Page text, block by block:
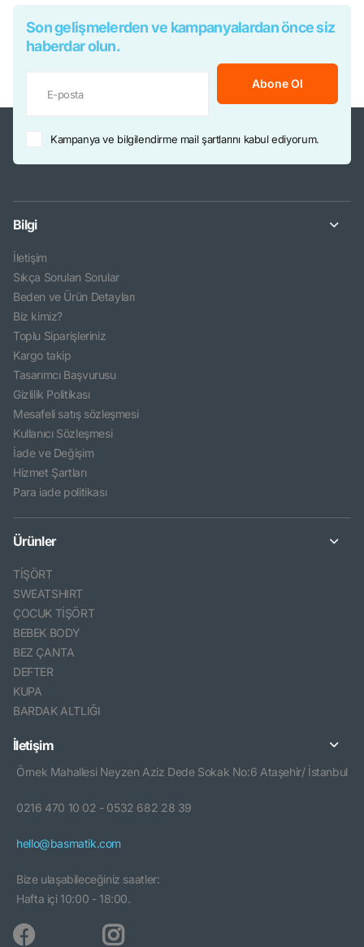
Son gelişmelerden ve kampanyalardan önce siz
haberdar olun.
Abone Ol
Kampanya ve bilgilendirme mail şartlarını kabul ediyorum.
Bilgi
İletişim
Sıkça Sorulan Sorular
Beden ve Ürün Detayları
Biz kimiz?
Toplu Siparişleriniz
Kargo takip
Tasarımcı Başvurusu
Gizlilik Politikası
Mesafeli satış sözleşmesi
Kullanıcı Sözleşmesi
İade ve Değişim
Hizmet Şartları
Para iade politikası
Ürünler
TİŞÖRT
SWEATSHIRT
ÇOCUK TİŞÖRT
BEBEK BODY
BEZ ÇANTA
DEFTER
KUPA
BARDAK ALTLIĞI
İletişim
Örnek Mahallesi Neyzen Aziz Dede Sokak No:6 Ataşehir/ İstanbul
0216 470 10 02 - 0532 682 28 39
hello@basmatik.com
Bize ulaşabileceğiniz saatler:
Hafta içi 10:00 - 18:00.